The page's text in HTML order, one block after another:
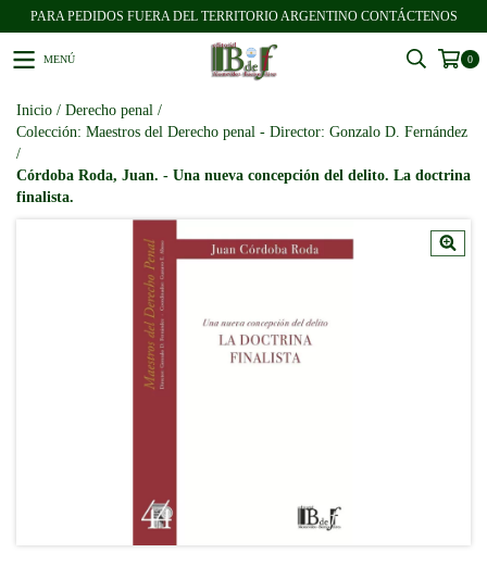
PARA PEDIDOS FUERA DEL TERRITORIO ARGENTINO CONTÁCTENOS
MENÚ 0
Inicio / Derecho penal /
Colección: Maestros del Derecho penal - Director: Gonzalo D. Fernández
/
Córdoba Roda, Juan. - Una nueva concepción del delito. La doctrina
finalista.